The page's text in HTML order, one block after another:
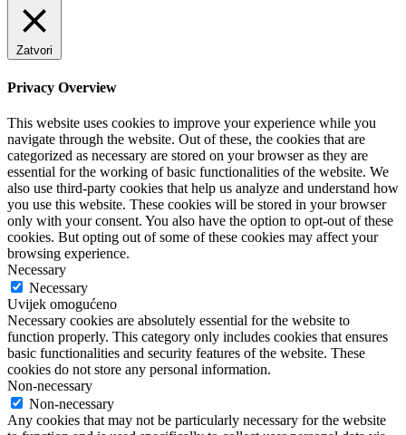
Zatvori
Privacy Overview
This website uses cookies to improve your experience while you
navigate through the website. Out of these, the cookies that are
categorized as necessary are stored on your browser as they are
essential for the working of basic functionalities of the website. We
also use third-party cookies that help us analyze and understand how
you use this website. These cookies will be stored in your browser
only with your consent. You also have the option to opt-out of these
cookies. But opting out of some of these cookies may affect your
browsing experience.
Necessary
Necessary
Uvijek omogućeno
Necessary cookies are absolutely essential for the website to
function properly. This category only includes cookies that ensures
basic functionalities and security features of the website. These
cookies do not store any personal information.
Non-necessary
Non-necessary
Any cookies that may not be particularly necessary for the website